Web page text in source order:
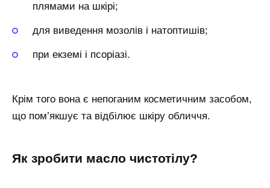
плямами на шкірі;
для виведення мозолів і натоптишів;
при екземі і псоріазі.
Крім того вона є непоганим косметичним засобом,
що пом’якшує та відбілює шкіру обличчя.
Як зробити масло чистотілу?